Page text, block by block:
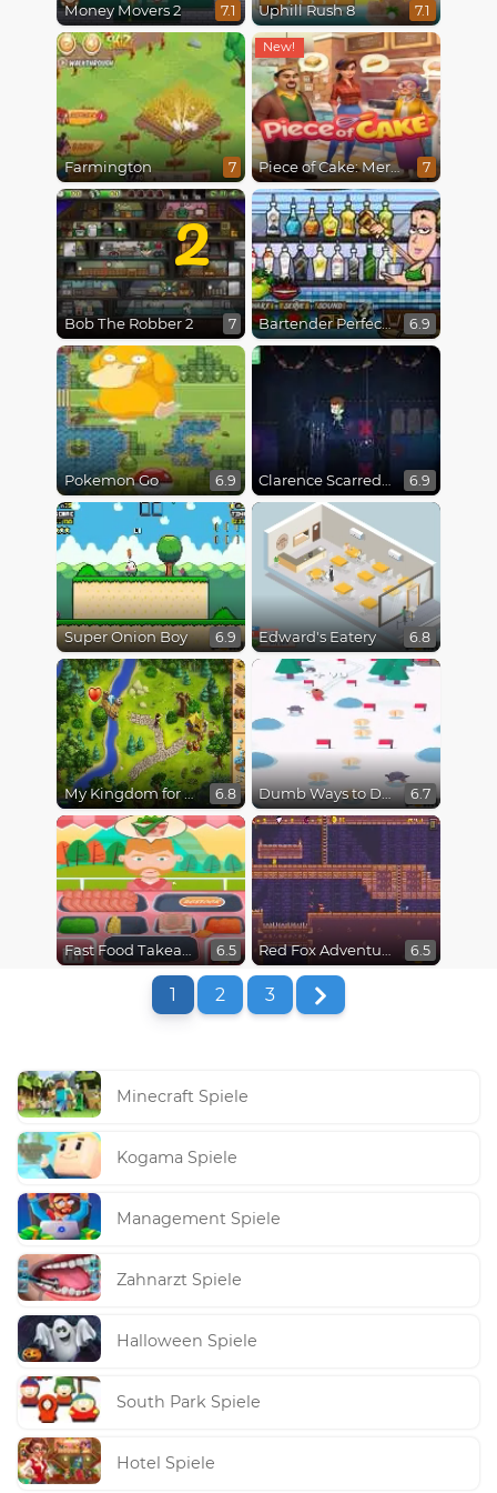
Money Movers 2 7.1 Uphill Rush 8 7.1
Farmington 7 Piece of Cake: Merge & Bake 7
2
Bob The Robber 2 7 Bartender Perfect Mix 6.9
Pokemon Go 6.9 Clarence Scarred Silly 6.9
Super Onion Boy 6.9 Edward's Eatery 6.8
My Kingdom for the Princess 6.8 Dumb Ways to Die 3: World Tour 6.7
Fast Food Takeaway 6.5 Red Fox Adventure 6.5
1 2 3
Minecraft Spiele
Kogama Spiele
Management Spiele
Zahnarzt Spiele
Halloween Spiele
South Park Spiele
Hotel Spiele